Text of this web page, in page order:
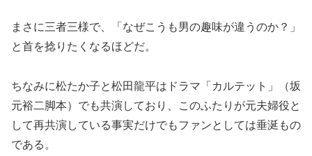
まさに三者三様で、「なぜこうも男の趣味が違うのか？」
と首を捻りたくなるほどだ。
ちなみに松たか子と松田龍平はドラマ「カルテット」（坂
元裕二脚本）でも共演しており、このふたりが元夫婦役と
して再共演している事実だけでもファンとしては垂涎もの
である。